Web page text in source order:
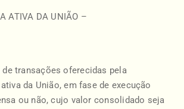
ATIVA DA UNIÃO –
de transações oferecidas pela
da União, em fase de execução
ou não, cujo valor consolidado seja